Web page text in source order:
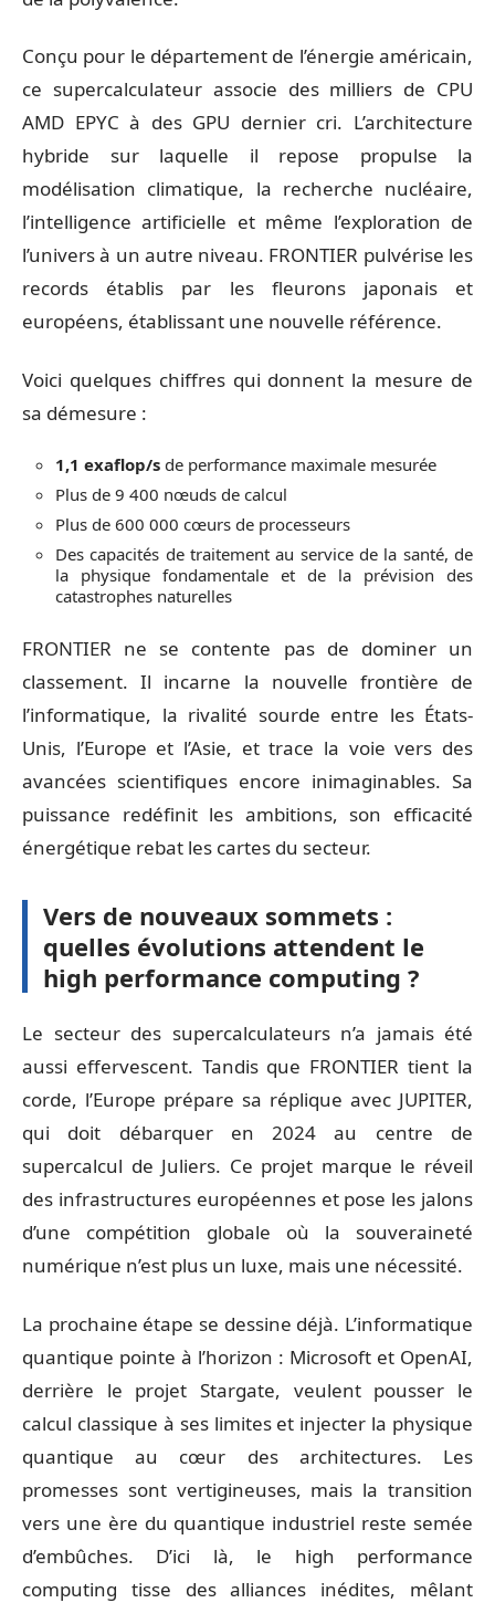
Conçu pour le département de l’énergie américain,
ce supercalculateur associe des milliers de CPU
AMD EPYC à des GPU dernier cri. L’architecture
hybride sur laquelle il repose propulse la
modélisation climatique, la recherche nucléaire,
l’intelligence artificielle et même l’exploration de
l’univers à un autre niveau. FRONTIER pulvérise les
records établis par les fleurons japonais et
européens, établissant une nouvelle référence.
Voici quelques chiffres qui donnent la mesure de
sa démesure :
1,1 exaflop/s de performance maximale mesurée
Plus de 9 400 nœuds de calcul
Plus de 600 000 cœurs de processeurs
Des capacités de traitement au service de la santé, de
la physique fondamentale et de la prévision des
catastrophes naturelles
FRONTIER ne se contente pas de dominer un
classement. Il incarne la nouvelle frontière de
l’informatique, la rivalité sourde entre les États-
Unis, l’Europe et l’Asie, et trace la voie vers des
avancées scientifiques encore inimaginables. Sa
puissance redéfinit les ambitions, son efficacité
énergétique rebat les cartes du secteur.
Vers de nouveaux sommets :
quelles évolutions attendent le
high performance computing ?
Le secteur des supercalculateurs n’a jamais été
aussi effervescent. Tandis que FRONTIER tient la
corde, l’Europe prépare sa réplique avec JUPITER,
qui doit débarquer en 2024 au centre de
supercalcul de Juliers. Ce projet marque le réveil
des infrastructures européennes et pose les jalons
d’une compétition globale où la souveraineté
numérique n’est plus un luxe, mais une nécessité.
La prochaine étape se dessine déjà. L’informatique
quantique pointe à l’horizon : Microsoft et OpenAI,
derrière le projet Stargate, veulent pousser le
calcul classique à ses limites et injecter la physique
quantique au cœur des architectures. Les
promesses sont vertigineuses, mais la transition
vers une ère du quantique industriel reste semée
d’embûches. D’ici là, le high performance
computing tisse des alliances inédites, mêlant